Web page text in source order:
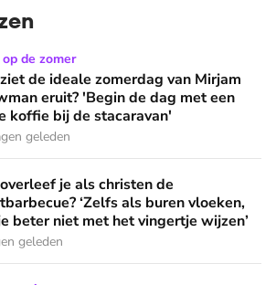
zomerdag van Mirjam Bouwman eruit?
de zomer
de ideale zomerdag van Mirjam
eruit? 'Begin de dag met een
koffie bij de stacaravan'
geleden
christen de buurtbarbecue? ‘Zelfs als
je als christen de
‘Zelfs als buren vloeken,
beter niet met het vingertje wijzen’
geleden